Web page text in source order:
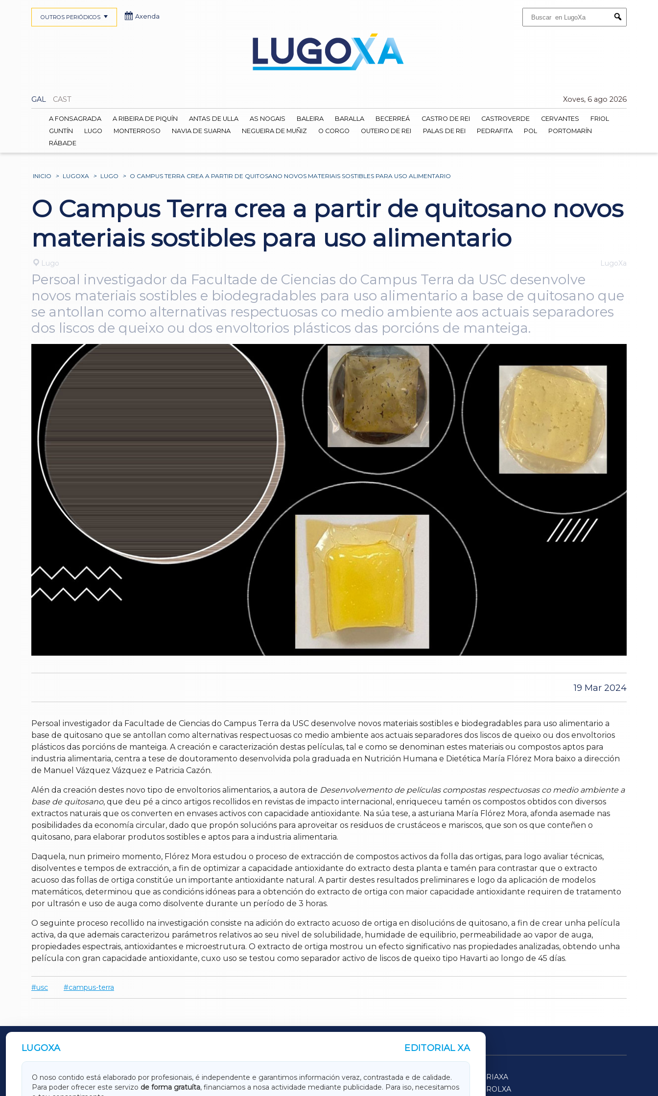
Submit
GAL CAST Xoves, 6 ago 2026
OUTROS PERIÓDICOS Axenda
A FONSAGRADA A RIBEIRA DE PIQUÍN ANTAS DE ULLA AS NOGAIS BALEIRA BARALLA BECERREÁ CASTRO DE REI CASTROVERDE CERVANTES
FRIOL
GUNTÍN
LUGO MONTERROSO NAVIA DE SUARNA NEGUEIRA DE MUÑIZ O CORGO OUTEIRO DE REI PALAS DE REI PEDRAFITA POL
PORTOMARÍN
RÁBADE
INICIO > LUGOXA > LUGO > O CAMPUS TERRA CREA A PARTIR DE QUITOSANO NOVOS MATERIAIS SOSTIBLES PARA USO ALIMENTARIO
O Campus Terra crea a partir de quitosano novos
materiais sostibles para uso alimentario
Lugo LugoXa
Persoal investigador da Facultade de Ciencias do Campus Terra da USC desenvolve
novos materiais sostibles e biodegradables para uso alimentario a base de quitosano que
se antollan como alternativas respectuosas co medio ambiente aos actuais separadores
dos liscos de queixo ou dos envoltorios plásticos das porcións de manteiga.
19 Mar 2024
Persoal investigador da Facultade de Ciencias do Campus Terra da USC desenvolve novos materiais sostibles e biodegradables para uso alimentario a
base de quitosano que se antollan como alternativas respectuosas co medio ambiente aos actuais separadores dos liscos de queixo ou dos envoltorios
plásticos das porcións de manteiga. A creación e caracterización destas películas, tal e como se denominan estes materiais ou compostos aptos para
industria alimentaria, centra a tese de doutoramento desenvolvida pola graduada en Nutrición Humana e Dietética María Flórez Mora baixo a dirección
de Manuel Vázquez Vázquez e Patricia Cazón.
Alén da creación destes novo tipo de envoltorios alimentarios, a autora de Desenvolvemento de películas compostas respectuosas co medio ambiente a
base de quitosano, que deu pé a cinco artigos recollidos en revistas de impacto internacional, enriqueceu tamén os compostos obtidos con diversos
extractos naturais que os converten en envases activos con capacidade antioxidante. Na súa tese, a asturiana María Flórez Mora, afonda asemade nas
posibilidades da economía circular, dado que propón solucións para aproveitar os residuos de crustáceos e mariscos, que son os que conteñen o
quitosano, para elaborar produtos sostibles e aptos para a industria alimentaria.
Daquela, nun primeiro momento, Flórez Mora estudou o proceso de extracción de compostos activos da folla das ortigas, para logo avaliar técnicas,
disolventes e tempos de extracción, a fin de optimizar a capacidade antioxidante do extracto desta planta e tamén para contrastar que o extracto
acuoso das follas de ortiga constitúe un importante antioxidante natural. A partir destes resultados preliminares e logo da aplicación de modelos
matemáticos, determinou que as condicións idóneas para a obtención do extracto de ortiga con maior capacidade antioxidante requiren de tratamento
por ultrasón e uso de auga como disolvente durante un período de 3 horas.
O seguinte proceso recollido na investigación consiste na adición do extracto acuoso de ortiga en disolucións de quitosano, a fin de crear unha película
activa, da que ademais caracterizou parámetros relativos ao seu nivel de solubilidade, humidade de equilibrio, permeabilidade ao vapor de auga,
propiedades espectrais, antioxidantes e microestrutura. O extracto de ortiga mostrou un efecto significativo nas propiedades analizadas, obtendo unha
película con gran capacidade antioxidante, cuxo uso se testou como separador activo de liscos de queixo tipo Havarti ao longo de 45 días.
usc campus-terra
LUGOXA EDITORIAL XA
O noso contido está elaborado por profesionais, é independente e garantimos información veraz, contrastada e de calidade.
Para poder ofrecer este servizo de forma gratuíta, financiamos a nosa actividade mediante publicidade. Para iso, necesitamos
OUTROS PERIÓDICOS
GALICIAXA LUGOXA TERRACHAXA
SARRIAXA
AMARIÑAXA
RIBEIRASACRAXA ACORUÑAXA FERROLXA